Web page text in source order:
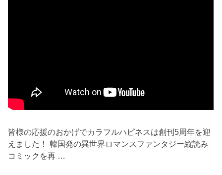
皆様の応援のおかげでカラフルハピネスは創刊5周年を迎
えました！ 韓国発の異世界ロマンスファンタジー縦読み
コミックを再 …